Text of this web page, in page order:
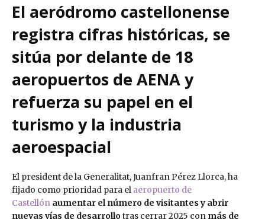
El aeródromo castellonense
registra cifras históricas, se
sitúa por delante de 18
aeropuertos de AENA y
refuerza su papel en el
turismo y la industria
aeroespacial
El president de la Generalitat, Juanfran Pérez Llorca, ha
fijado como prioridad para el aeropuerto de
Castellón aumentar el número de visitantes y abrir
nuevas vías de desarrollotras cerrar 2025 con más de